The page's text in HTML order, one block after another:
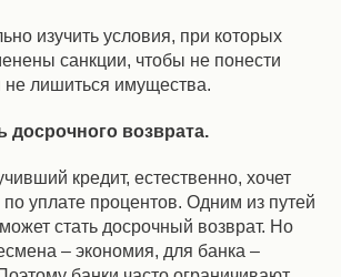
изучить условия, при которых
санкции, чтобы не понести
не лишиться имущества.
досрочного возврата.
кредит, естественно, хочет
по уплате процентов. Одним из путей
стать досрочный возврат. Но
– экономия, для банка –